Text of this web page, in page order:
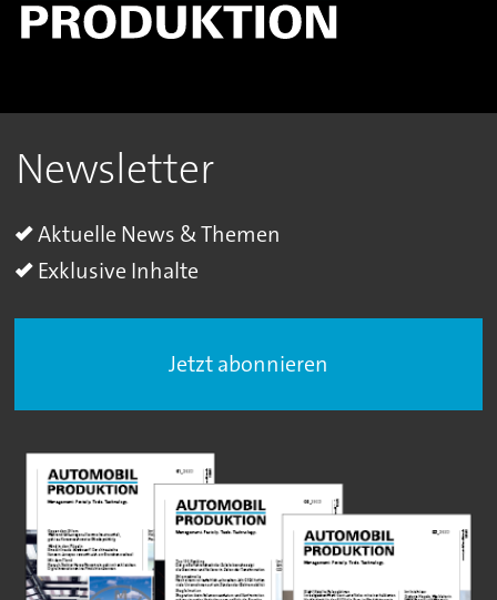
Newsletter
Aktuelle News & Themen
Exklusive Inhalte
Jetzt abonnieren